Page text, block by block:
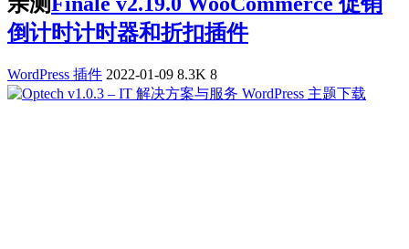
倒计时计时器和折扣插件
WordPress 插件 2022-01-09 8.3K 8